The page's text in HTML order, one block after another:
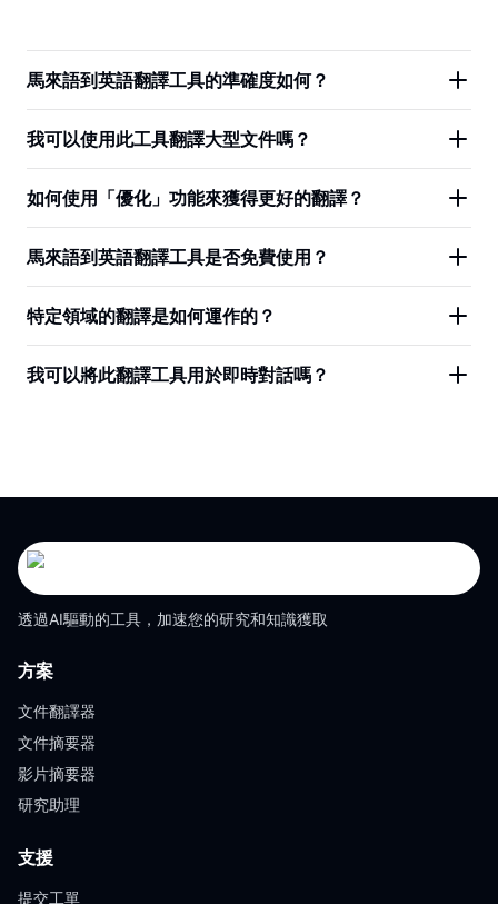
馬來語到英語翻譯工具的準確度如何？
我可以使用此工具翻譯大型文件嗎？
如何使用「優化」功能來獲得更好的翻譯？
馬來語到英語翻譯工具是否免費使用？
特定領域的翻譯是如何運作的？
我可以將此翻譯工具用於即時對話嗎？
透過AI驅動的工具，加速您的研究和知識獲取
方案
文件翻譯器
文件摘要器
影片摘要器
研究助理
支援
提交工單